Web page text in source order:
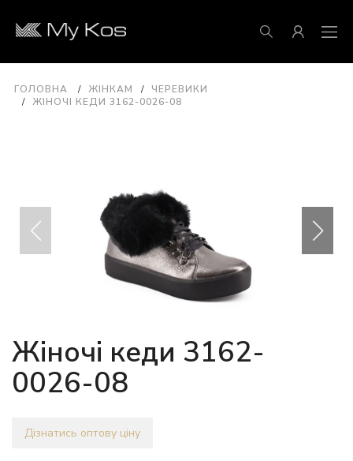
ГОЛОВНА ЖІНКАМ
ЧЕРЕВИКИ
ЖІНОЧІ КЕДИ 3162-0026-08
Жіночі кеди 3162-
0026-08
Дізнатись оптову ціну